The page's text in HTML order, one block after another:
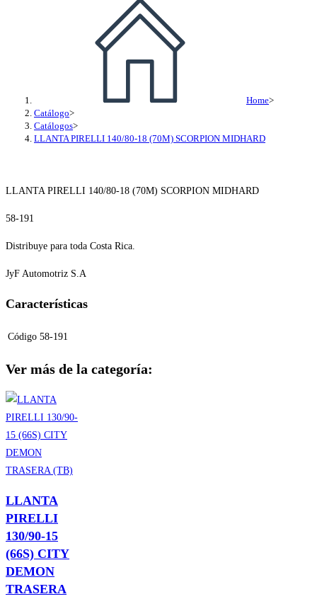
Home>
Catálogo>
Catálogos>
LLANTA PIRELLI 140/80-18 (70M) SCORPION MIDHARD
LLANTA PIRELLI 140/80-18 (70M) SCORPION MIDHARD
58-191
Distribuye para toda Costa Rica.
JyF Automotriz S.A
Características
Código 58-191
Ver más de la categoría:
LLANTA
PIRELLI
130/90-15
(66S) CITY
DEMON
TRASERA